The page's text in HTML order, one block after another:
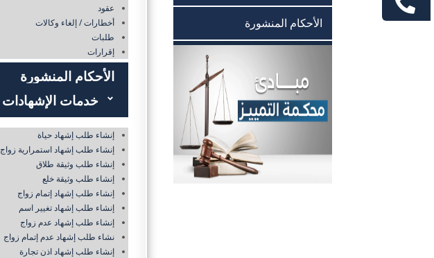
الأحكام المنشورة
عقود
أخطارات / إلغاء وكالات
طلبات
إقرارات
الأحكام المنشورة
​​​​​​خدمات الإشهادات
إنشاء طلب إشهاد حياة
إنشاء طلب إشهاد استمرارية زواج
إنشاء طلب وثيقة طلاق
إنشاء طلب وثيقة خلع
إنشاء طلب إشهاد إتمام زواج
إنشاء طلب إشهاد تغيير اسم
إنشاء طلب إشهاد عدم زواج
نشاء طلب إشهاد عدم إتمام زواج
إنشاء طلب إشهاد اذن تجارة